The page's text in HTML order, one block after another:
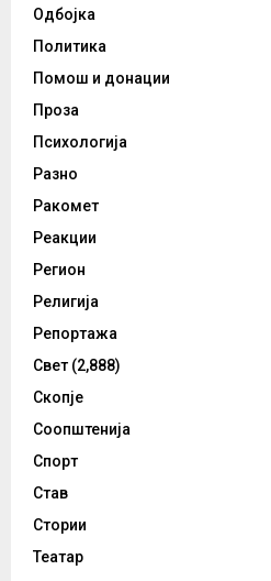
Одбојка
Политика
Помош и донации
Проза
Психологија
Разно
Ракомет
Реакции
Регион
Религија
Репортажа
Свет (2,888)
Скопје
Соопштенија
Спорт
Став
Стории
Театар